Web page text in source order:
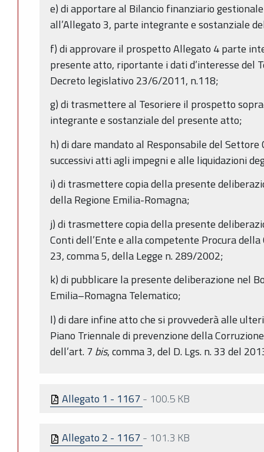
e) di apportare al Bilancio finanziario
all’Allegato 3, parte integrante e sostanziale
f) di approvare il prospetto Allegato 4 parte
presente atto, riportante i dati d’interesse del
Decreto legislativo 23/6/2011, n.118;
g) di trasmettere al Tesoriere il prospetto
integrante e sostanziale del presente atto;
h) di dare mandato al Responsabile del
successivi atti agli impegni e alle liquidazioni
i) di trasmettere copia della presente
della Regione Emilia-Romagna;
j) di trasmettere copia della presente
Conti dell’Ente e alla competente Procura
23, comma 5, della Legge n. 289/2002;
k) di pubblicare la presente deliberazione nel
Emilia–Romagna Telematico;
l) di dare infine atto che si provvederà alle
Piano Triennale di prevenzione della
dell’art. 7 bis, comma 3, del D. Lgs. n. 33 del
Allegato 1 - 1167- 100.5 KB
Allegato 2 - 1167- 101.3 KB